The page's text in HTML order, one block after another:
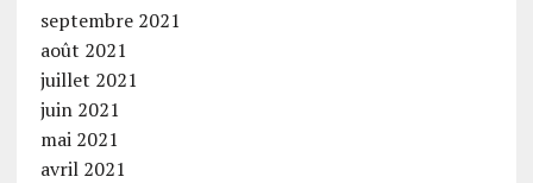
septembre 2021
août 2021
juillet 2021
juin 2021
mai 2021
avril 2021